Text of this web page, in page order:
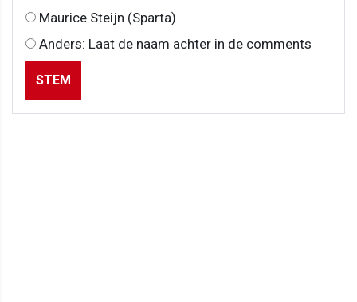
Maurice Steijn (Sparta)
Anders: Laat de naam achter in de comments
STEM